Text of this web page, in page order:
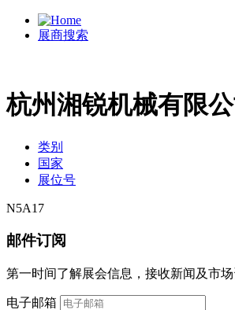
展商搜索
杭州湘锐机械有限公
类别
国家
展位号
N5A17
邮件订阅
第一时间了解展会信息，接收新闻及市场
电子邮箱